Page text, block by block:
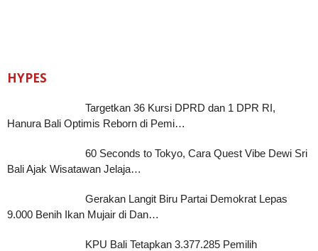
HYPES
Targetkan 36 Kursi DPRD dan 1 DPR RI,
Hanura Bali Optimis Reborn di Pemi…
60 Seconds to Tokyo, Cara Quest Vibe Dewi Sri
Bali Ajak Wisatawan Jelaja…
Gerakan Langit Biru Partai Demokrat Lepas
9.000 Benih Ikan Mujair di Dan…
KPU Bali Tetapkan 3.377.285 Pemilih